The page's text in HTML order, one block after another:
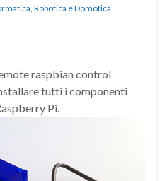
Robotica e Domotica
raspbian control
tutti i componenti
Pi.